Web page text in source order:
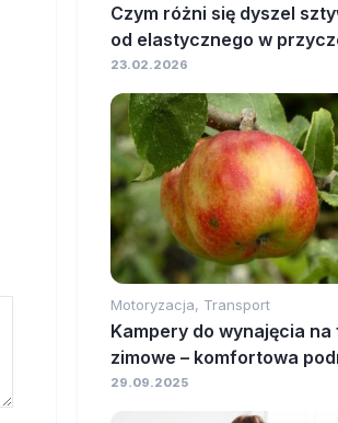
Czym różni się dyszel
od elastycznego w
23.02.2026
Motoryzacja, Transport
Kampery do wynajęcia na
zimowe – komfortowa
29.09.2025